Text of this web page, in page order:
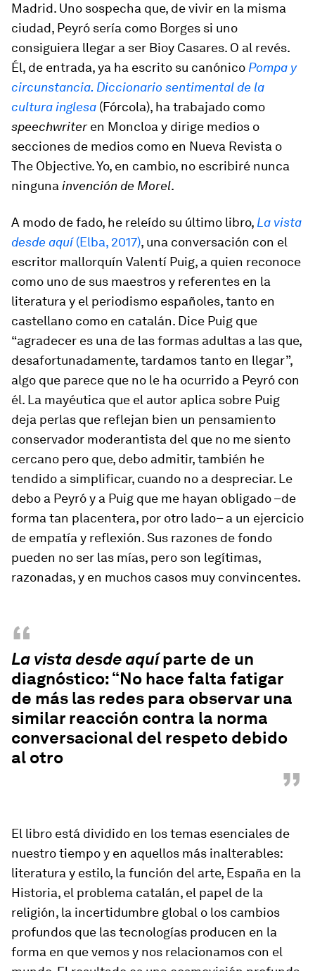
Madrid. Uno sospecha que, de vivir en la misma
ciudad, Peyró sería como Borges si uno
consiguiera llegar a ser Bioy Casares. O al revés.
Él, de entrada, ya ha escrito su canónico Pompa y
circunstancia. Diccionario sentimental de la
cultura inglesa (Fórcola), ha trabajado como
speechwriteren Moncloa y dirige medios o
secciones de medios como en Nueva Revista o
The Objective. Yo, en cambio, no escribiré nunca
ninguna invención de Morel.
A modo de fado, he releído su último libro, La vista
desde aquí(Elba, 2017), una conversación con el
escritor mallorquín Valentí Puig, a quien reconoce
como uno de sus maestros y referentes en la
literatura y el periodismo españoles, tanto en
castellano como en catalán. Dice Puig que
“agradecer es una de las formas adultas a las que,
desafortunadamente, tardamos tanto en llegar”,
algo que parece que no le ha ocurrido a Peyró con
él. La mayéutica que el autor aplica sobre Puig
deja perlas que reflejan bien un pensamiento
conservador moderantista del que no me siento
cercano pero que, debo admitir, también he
tendido a simplificar, cuando no a despreciar. Le
debo a Peyró y a Puig que me hayan obligado –de
forma tan placentera, por otro lado– a un ejercicio
de empatía y reflexión. Sus razones de fondo
pueden no ser las mías, pero son legítimas,
razonadas, y en muchos casos muy convincentes.
“
La vista desde aquíparte de un
diagnóstico: “No hace falta fatigar
de más las redes para observar una
similar reacción contra la norma
conversacional del respeto debido
al otro
”
El libro está dividido en los temas esenciales de
nuestro tiempo y en aquellos más inalterables:
literatura y estilo, la función del arte, España en la
Historia, el problema catalán, el papel de la
religión, la incertidumbre global o los cambios
profundos que las tecnologías producen en la
forma en que vemos y nos relacionamos con el